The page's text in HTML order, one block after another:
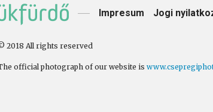
Impresum Jogi
2018 All rights reserved
official photograph of our website is